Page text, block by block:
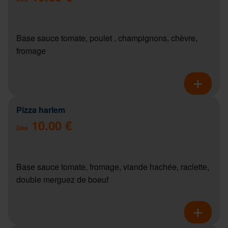
Base sauce tomate, poulet , champignons, chèvre,
fromage
Pizza harlem
Dès 10.00 €
Base sauce tomate, fromage, viande hachée, raclette,
double merguez de boeuf